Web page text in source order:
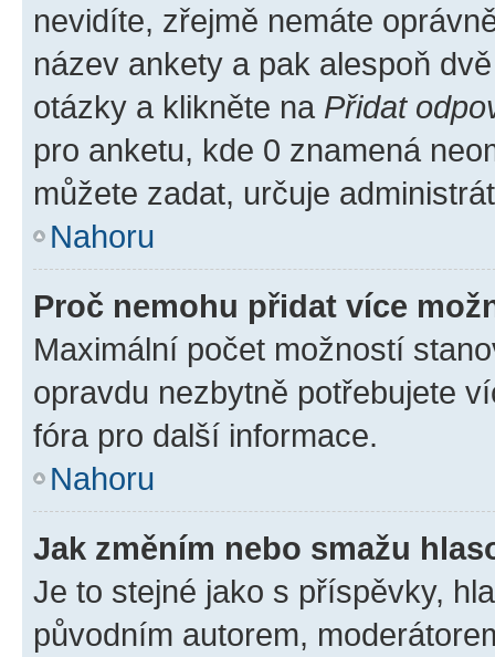
nevidíte, zřejmě nemáte
název ankety a pak alespoň
otázky a klikněte na Přidat
pro anketu, kde 0 znamená
můžete zadat, určuje
Nahoru
Proč nemohu přidat více
Maximální počet možností
opravdu nezbytně potřebujete
fóra pro další informace.
Nahoru
Jak změním nebo smažu
Je to stejné jako s příspěvky,
původním autorem,